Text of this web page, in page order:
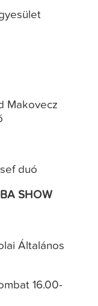
Makovecz
duó
SHOW
Általános
16.00-